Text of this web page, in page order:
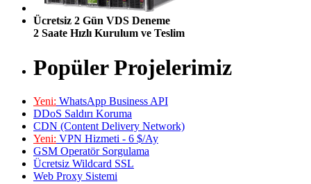
Ücretsiz 2 Gün VDS Deneme
2 Saate Hızlı Kurulum ve Teslim
Popüler Projelerimiz
Yeni: WhatsApp Business API
DDoS Saldırı Koruma
CDN (Content Delivery Network)
Yeni: VPN Hizmeti - 6 $/Ay
GSM Operatör Sorgulama
Ücretsiz Wildcard SSL
Web Proxy Sistemi